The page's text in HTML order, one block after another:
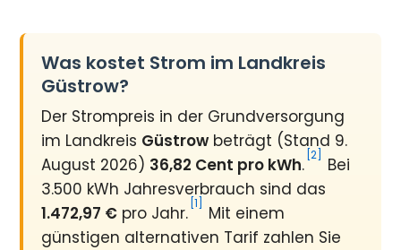
Was kostet Strom im Landkreis
Güstrow?
Der Strompreis in der Grundversorgung
im Landkreis Güstrow beträgt (Stand 9.
August 2026) 36,82 Cent pro kWh. [2]
Bei
3.500 kWh Jahresverbrauch sind das
1.472,97 € pro Jahr. [1]
Mit einem
günstigen alternativen Tarif zahlen Sie